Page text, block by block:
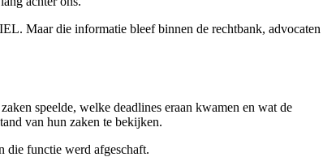
Maar die informatie bleef binnen de rechtbank, advocaten
speelde, welke deadlines eraan kwamen en wat de
van hun zaken te bekijken.
die functie werd afgeschaft.